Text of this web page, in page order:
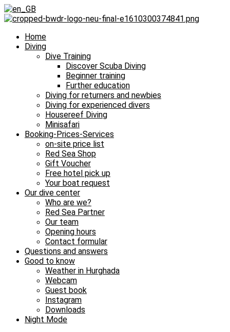
Home
Diving
Dive Training
Discover Scuba Diving
Beginner training
Further education
Diving for returners and newbies
Diving for experienced divers
Housereef Diving
Minisafari
Booking-Prices-Services
on-site price list
Red Sea Shop
Gift Voucher
Free hotel pick up
Your boat request
Our dive center
Who are we?
Red Sea Partner
Our team
Opening hours
Contact formular
Questions and answers
Good to know
Weather in Hurghada
Webcam
Guest book
Instagram
Downloads
Night Mode